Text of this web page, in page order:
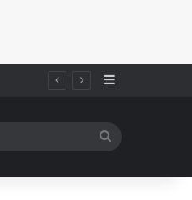
Sidebar